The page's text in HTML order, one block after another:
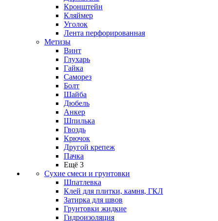
Кронштейн
Кляймер
Уголок
Лента перфорированная
Метизы
Винт
Глухарь
Гайка
Саморез
Болт
Шайба
Дюбель
Анкер
Шпилька
Гвоздь
Крючок
Другой крепеж
Пачка
Ещё 3
Сухие смеси и грунтовки
Шпатлевка
Клей для плитки, камня, ГКЛ
Затирка для швов
Грунтовки жидкие
Гидроизоляция